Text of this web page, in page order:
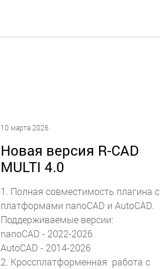
10 марта 2026
Новая версия R-CAD
MULTI 4.0
1. Полная совместимость плагина с
платформами nanoCAD и AutoCAD.
Поддерживаемые версии:
nanoCAD - 2022-2026
AutoCAD - 2014-2026
2. Кроссплатформенная работа с